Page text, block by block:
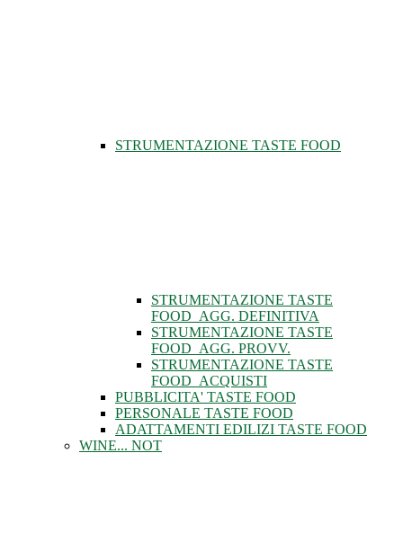
STRUMENTAZIONE TASTE FOOD
STRUMENTAZIONE TASTE
FOOD_AGG. DEFINITIVA
STRUMENTAZIONE TASTE
FOOD_AGG. PROVV.
STRUMENTAZIONE TASTE
FOOD_ACQUISTI
PUBBLICITA' TASTE FOOD
PERSONALE TASTE FOOD
ADATTAMENTI EDILIZI TASTE FOOD
WINE... NOT